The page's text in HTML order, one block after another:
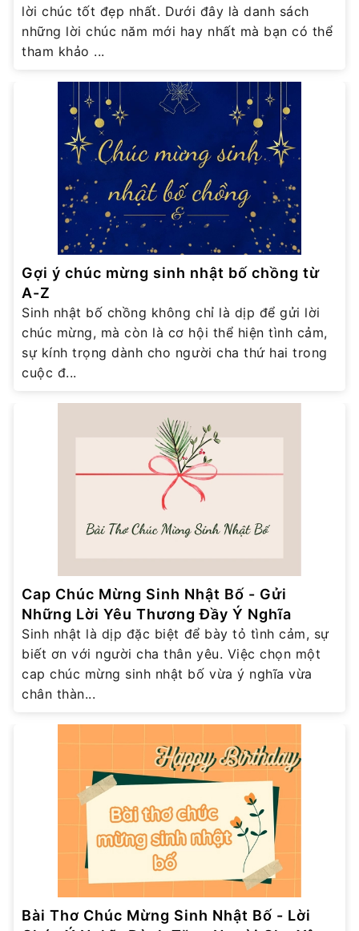
lời chúc tốt đẹp nhất. Dưới đây là danh sách
những lời chúc năm mới hay nhất mà bạn có thể
tham khảo ...
Gợi ý chúc mừng sinh nhật bố chồng từ
A-Z
Sinh nhật bố chồng không chỉ là dịp để gửi lời
chúc mừng, mà còn là cơ hội thể hiện tình cảm,
sự kính trọng dành cho người cha thứ hai trong
cuộc đ...
Cap Chúc Mừng Sinh Nhật Bố - Gửi
Những Lời Yêu Thương Đầy Ý Nghĩa
Sinh nhật là dịp đặc biệt để bày tỏ tình cảm, sự
biết ơn với người cha thân yêu. Việc chọn một
cap chúc mừng sinh nhật bố vừa ý nghĩa vừa
chân thàn...
Bài Thơ Chúc Mừng Sinh Nhật Bố - Lời